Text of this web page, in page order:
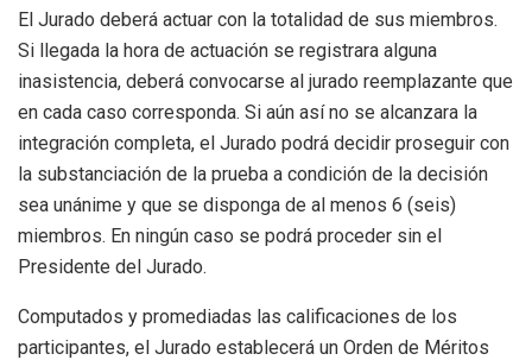
El Jurado deberá actuar con la totalidad de sus miembros.
Si llegada la hora de actuación se registrara alguna
inasistencia, deberá convocarse al jurado reemplazante que
en cada caso corresponda. Si aún así no se alcanzara la
integración completa, el Jurado podrá decidir proseguir con
la substanciación de la prueba a condición de la decisión
sea unánime y que se disponga de al menos 6 (seis)
miembros. En ningún caso se podrá proceder sin el
Presidente del Jurado.
Computados y promediadas las calificaciones de los
participantes, el Jurado establecerá un Orden de Méritos